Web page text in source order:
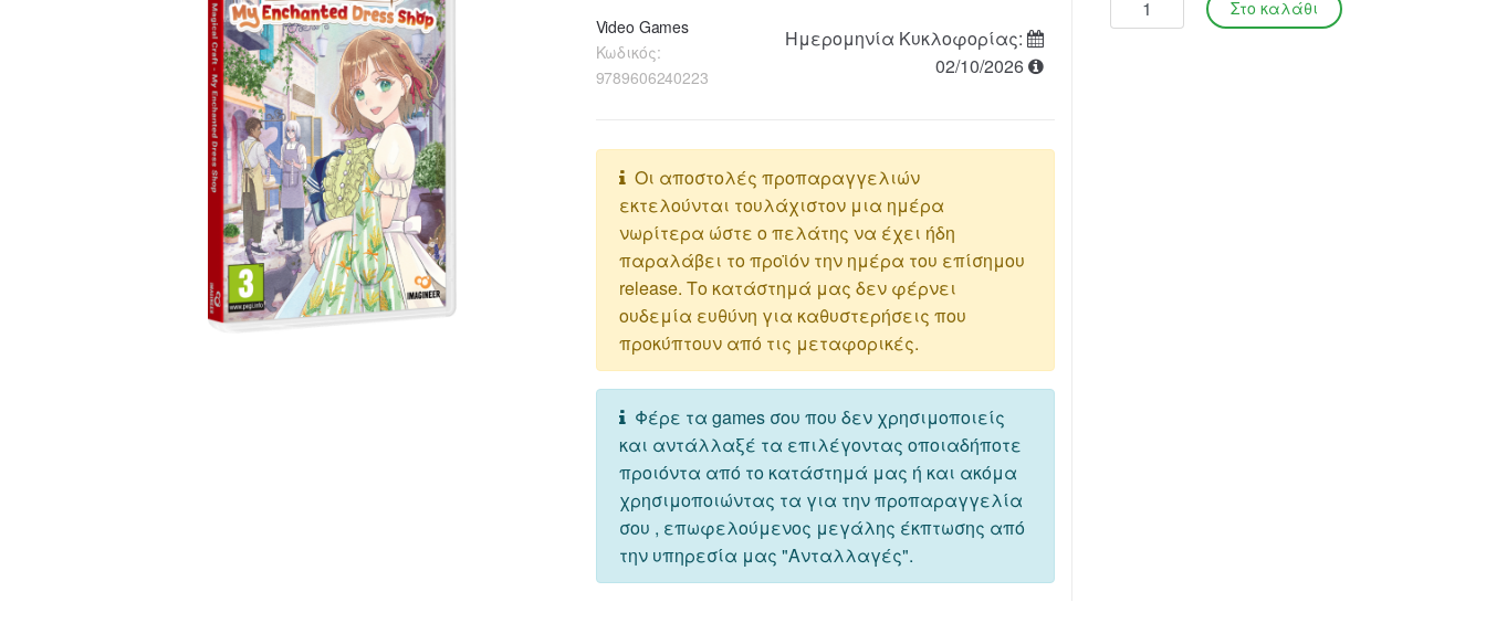
Video Games
Κωδικός:
9789606240223
Ημερομηνία Κυκλοφορίας:
02/10/2026
Οι αποστολές προπαραγγελιών
εκτελούνται τουλάχιστον μια ημέρα
νωρίτερα ώστε ο πελάτης να έχει ήδη
παραλάβει το προϊόν την ημέρα του επίσημου
release. Το κατάστημά μας δεν φέρνει
ουδεμία ευθύνη για καθυστερήσεις που
προκύπτουν από τις μεταφορικές.
Φέρε τα games σου που δεν χρησιμοποιείς
και αντάλλαξέ τα επιλέγοντας οποιαδήποτε
προιόντα από το κατάστημά μας ή και ακόμα
χρησιμοποιώντας τα για την προπαραγγελία
σου , επωφελούμενος μεγάλης έκπτωσης από
την υπηρεσία μας "Ανταλλαγές".